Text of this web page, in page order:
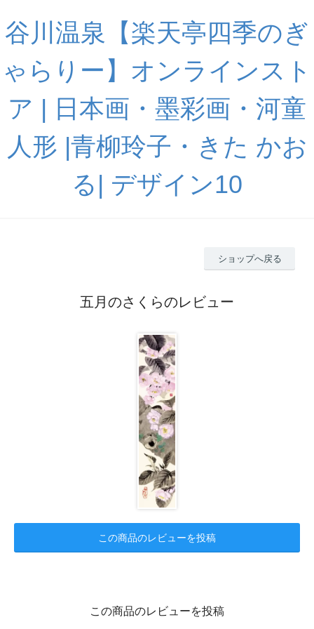
谷川温泉【楽天亭四季のぎ
ゃらりー】オンラインスト
ア | 日本画・墨彩画・河童
人形 |青柳玲子・きた かお
る| デザイン10
ショップへ戻る
五月のさくらのレビュー
この商品のレビューを投稿
この商品のレビューを投稿